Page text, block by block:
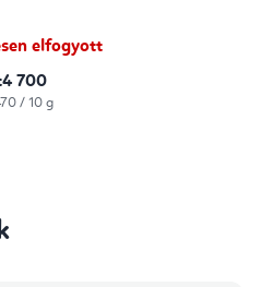
elfogyott
700
/ 10 g